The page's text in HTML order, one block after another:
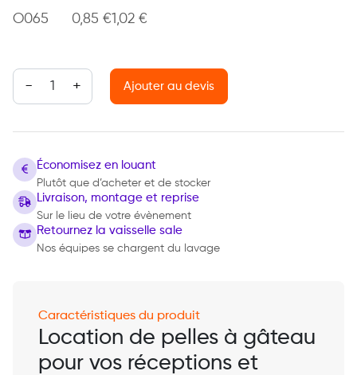
O065 0,85 €1,02 €
quantité de Pelle à gâteau
Ajouter au devis
Économisez en louant
Plutôt que d’acheter et de stocker
Livraison, montage et reprise
Sur le lieu de votre évènement
Retournez la vaisselle sale
Nos équipes se chargent du lavage
Caractéristiques du produit
Location de pelles à gâteau
pour vos réceptions et